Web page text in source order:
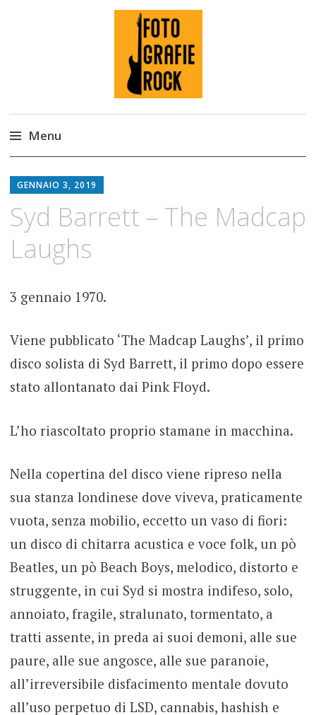
Fotografie ROCK
Menu
to
content
GENNAIO 3, 2019
Syd Barrett – The Madcap
Laughs
3 gennaio 1970.
Viene pubblicato ‘The Madcap Laughs’, il primo
disco solista di Syd Barrett, il primo dopo essere
stato allontanato dai Pink Floyd.
L’ho riascoltato proprio stamane in macchina.
Nella copertina del disco viene ripreso nella
sua stanza londinese dove viveva, praticamente
vuota, senza mobilio, eccetto un vaso di fiori:
un disco di chitarra acustica e voce folk, un pò
Beatles, un pò Beach Boys, melodico, distorto e
struggente, in cui Syd si mostra indifeso, solo,
annoiato, fragile, stralunato, tormentato, a
tratti assente, in preda ai suoi demoni, alle sue
paure, alle sue angosce, alle sue paranoie,
all’irreversibile disfacimento mentale dovuto
all’uso perpetuo di LSD, cannabis, hashish e